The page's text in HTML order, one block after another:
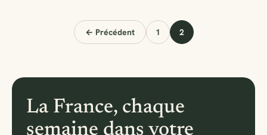
← Précédent 1 2
La France, chaque
semaine dans votre